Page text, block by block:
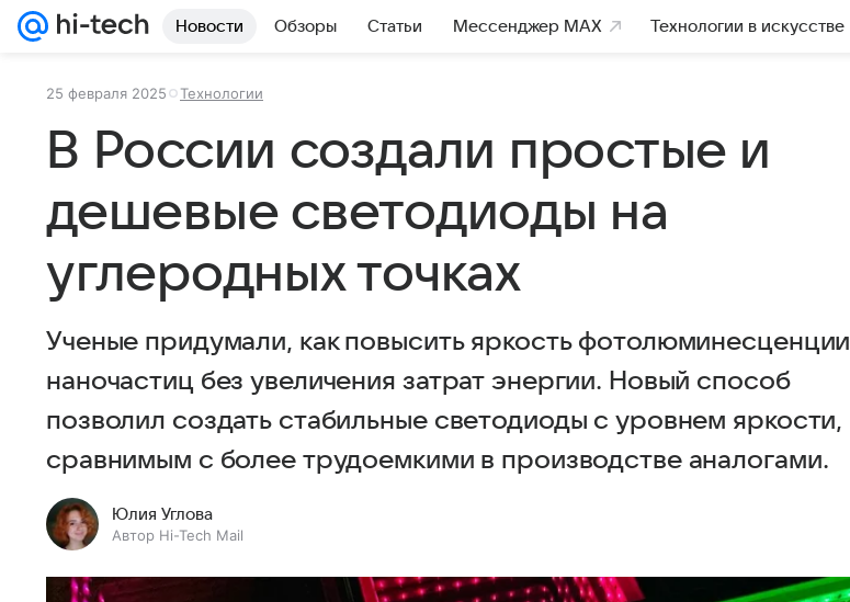
Новости Обзоры Статьи Мессенджер MAX Технологии в искусстве
25 февраля 2025 Технологии
В России создали простые и
дешевые светодиоды на
углеродных точках
Ученые придумали, как повысить яркость фотолюминесценции
наночастиц без увеличения затрат энергии. Новый способ
позволил создать стабильные светодиоды с уровнем яркости,
сравнимым с более трудоемкими в производстве аналогами.
Юлия Углова
Автор Hi-Tech Mail